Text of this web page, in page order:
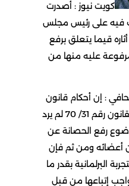
كويت نيوز : أصدرت
فيه على رئيس مجلس
قيما يتعلق برفع
عليه منها من
: إن أحكام قانون
الجزاء رقم 16/60 المعدل بالقانون رقم 31/ 70 لم يرد
رفع الحصانة عن
أعضائه ومن ثم فإن
البرلمانية بقدر ما
إتباعها من قبل